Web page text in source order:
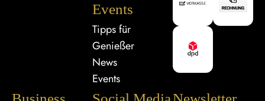
Events
Tipps für
Genießer
News
Events